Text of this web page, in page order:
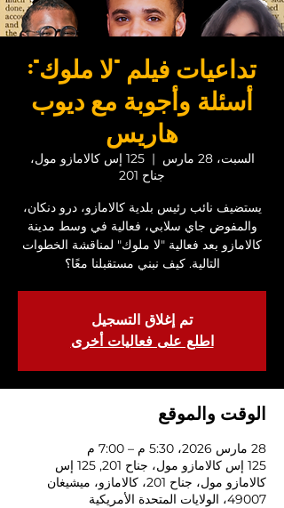
تداعيات فيلم "لا ملوك":
أسئلة وأجوبة مع ديوب
هاريس
السبت، 28 مارس
  |
125 إس كالامازو مول،
جناح 201
يستضيف نائب رئيس بلدية كالامازو، درو دنكان،
والمفوض جاي سلابي، فعالية في وسط مدينة
كالامازو بعد فعالية "لا ملوك" لمناقشة الخطوات
التالية. كيف نبني مستقبلنا معًا؟
تم إغلاق التسجيل
اطلع على فعاليات أخرى
الوقت والموقع
28 مارس 2026، 5:30 م – 7:00 م
125 إس كالامازو مول، جناح 201, 125 إس
كالامازو مول، جناح 201، كالامازو، ميشيغان
49007، الولايات المتحدة الأمريكية